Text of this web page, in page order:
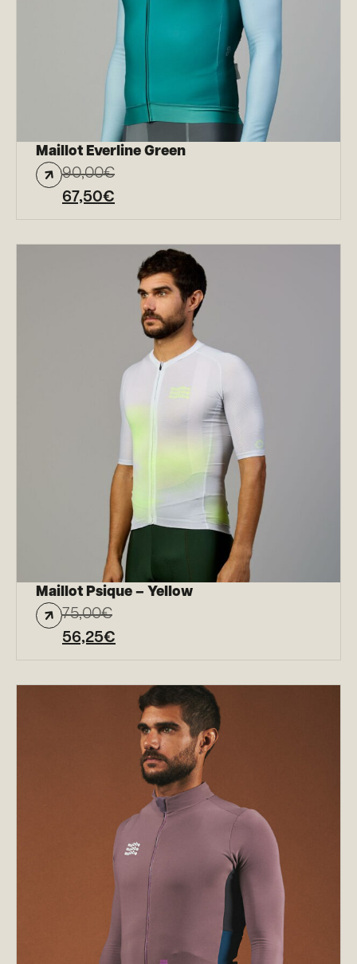
Maillot Everline Green
90,00€
67,50€
Maillot Psique – Yellow
75,00€
56,25€